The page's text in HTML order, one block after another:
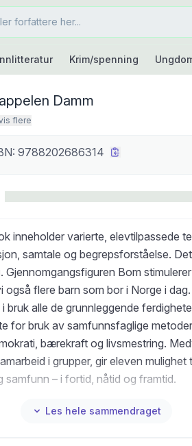
Krim/spenning
Damm
flere
9788202686314
inneholder varierte, elevtilpassede
samtale og begrepsforståelse.
Bom
også flere barn som bor i Norge i
bruk alle de grunnleggende
for bruk av samfunnsfaglige
bærekraft og livsmestring.
i grupper, gir eleven
– i fortid, nåtid og framtid.
Les hele sammendraget